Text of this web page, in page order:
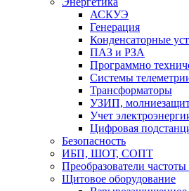
АСКУЭ
Генерация
Конденсаторные
ПАЗ и РЗА
Программно
Системы
Трансформаторы
УЗИП,
Учет
Цифровая
Безопасность
ИБП, ШОТ, СОПТ
Преобразователи
Щитовое оборудование